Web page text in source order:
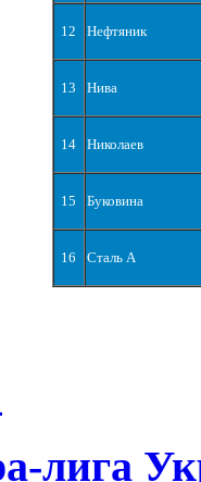
12 Нефтяник
13 Нива
14 Николаев
15 Буковина
16 Сталь А
лига